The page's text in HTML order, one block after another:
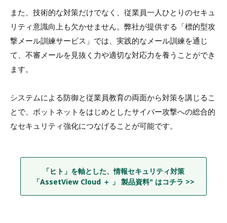
また、技術的な対策だけでなく、従業員一人ひとりのセキュ
リティ意識向上も欠かせません。弊社が提供する「標的型攻
撃メール訓練サービス」では、実践的なメール訓練を通じ
て、不審メールを見抜く力や適切な対応力を養うことができ
ます。
システムによる防御と従業員教育の両面から対策を講じるこ
とで、ボットネットをはじめとしたサイバー攻撃への総合的
なセキュリティ強化につなげることが可能です。
「ヒト」を軸とした、情報セキュリティ対策
「AssetView Cloud ＋ 」 製品資料" はコチラ >>